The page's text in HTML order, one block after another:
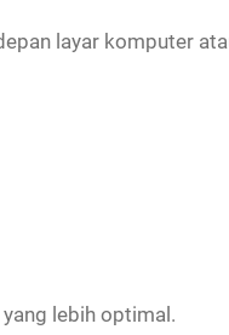
layar komputer
lebih optimal.